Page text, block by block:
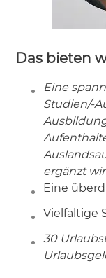
Das bieten
Eine
Studien/-
ergänzt
Eine
Vielfältige
30